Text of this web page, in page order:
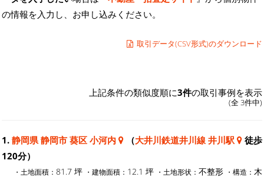
の情報を入力し、お申し込みください。
取引データ(CSV形式)のダウンロード
上記条件の類似度順に3件の取引事例を表示
(全 3件中)
1. 静岡県 静岡市 葵区 小河内 （大井川鉄道井川線 井川駅
徒歩
120分）
・土地面積： 81.7 坪 ・建物面積： 12.1 坪 ・土地形状： 不整形 ・構造： 木